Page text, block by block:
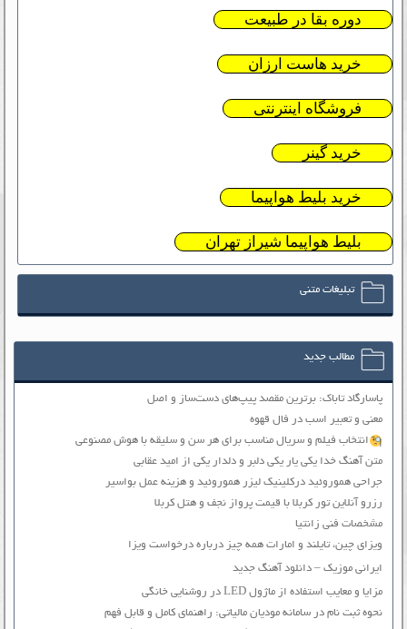
دوره بقا در طبیعت
خرید هاست ارزان
فروشگاه اینترنتی
خرید گینر
خرید بلیط هواپیما
بلیط هواپیما شیراز تهران
تبلیغات متنی
مطالب جدید
پاسارگاد تاباک: برترین مقصد پیپ‌های دست‌ساز و اصل
معنی و تعبیر اسب در فال قهوه
انتخاب فیلم و سریال مناسب برای هر سن و سلیقه با هوش مصنوعی
متن آهنگ خدا یکی یار یکی دلبر و دلدار یکی از امید عقابی
جراحی هموروئید درکلینیک لیزر هموروئید و هزینه عمل بواسیر
رزرو آنلاین تور کربلا با قیمت پرواز نجف و هتل کربلا
مشخصات فنی زانتیا
ویزای چین، تایلند و امارات همه چیز درباره درخواست ویزا
ایرانی موزیک – دانلود آهنگ جدید
مزایا و معایب استفاده از ماژول LED در روشنایی خانگی
نحوه ثبت نام در سامانه مودیان مالیاتی: راهنمای کامل و قابل فهم